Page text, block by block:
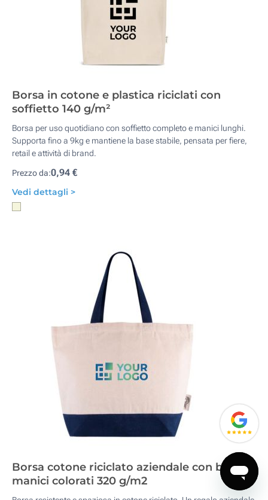
Borsa in cotone e plastica riciclati con
soffietto 140 g/m²
Borsa per uso quotidiano con soffietto completo e manici lunghi.
Supporta fino a 9kg e mantiene la base stabile, pensata per fiere,
retail e attività di brand.
Prezzo da:0,94 €
Vedi dettagli >
Borsa cotone riciclato aziendale con base e
manici colorati 320 g/m2